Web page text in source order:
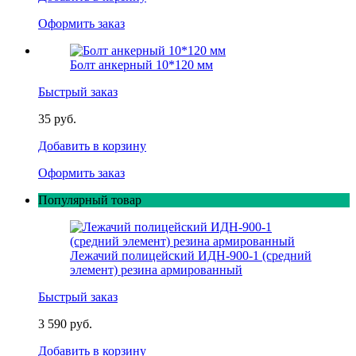
Оформить заказ
Болт анкерный 10*120 мм
Быстрый заказ
35 руб.
Добавить в корзину
Оформить заказ
Популярный товар
Лежачий полицейский ИДН-900-1 (средний
элемент) резина армированный
Быстрый заказ
3 590 руб.
Добавить в корзину